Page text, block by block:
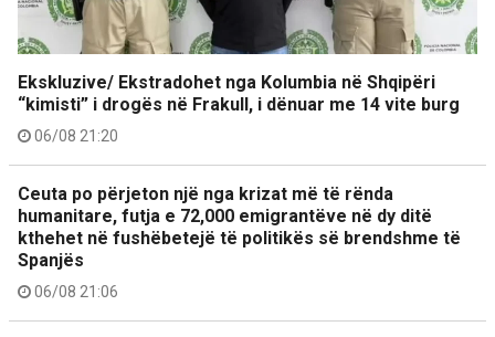
Ekskluzive/ Ekstradohet nga Kolumbia në Shqipëri
“kimisti” i drogës në Frakull, i dënuar me 14 vite burg
06/08 21:20
Ceuta po përjeton një nga krizat më të rënda
humanitare, futja e 72,000 emigrantëve në dy ditë
kthehet në fushëbetejë të politikës së brendshme të
Spanjës
06/08 21:06